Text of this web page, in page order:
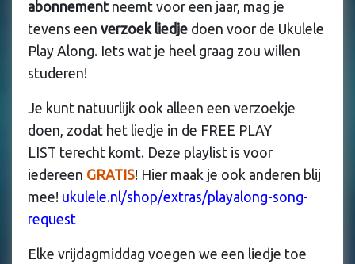
abonnement neemt voor een jaar, mag je
tevens een verzoek liedje doen voor de Ukulele
Play Along. Iets wat je heel graag zou willen
studeren!
Je kunt natuurlijk ook alleen een verzoekje
doen, zodat het liedje in de FREE PLAY
LIST terecht komt. Deze playlist is voor
iedereen GRATIS! Hier maak je ook anderen blij
mee! ukulele.nl/shop/extras/playalong-song-
request
Elke vrijdagmiddag voegen we een liedje toe